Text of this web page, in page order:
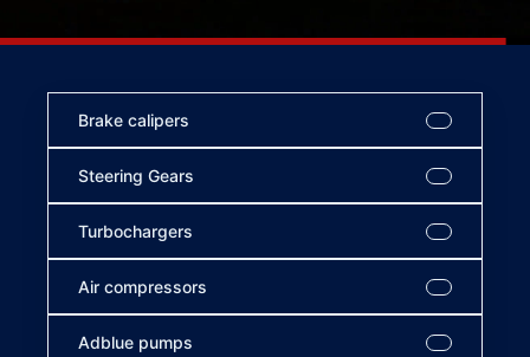
Brake calipers
Steering Gears
Turbochargers
Air compressors
Adblue pumps